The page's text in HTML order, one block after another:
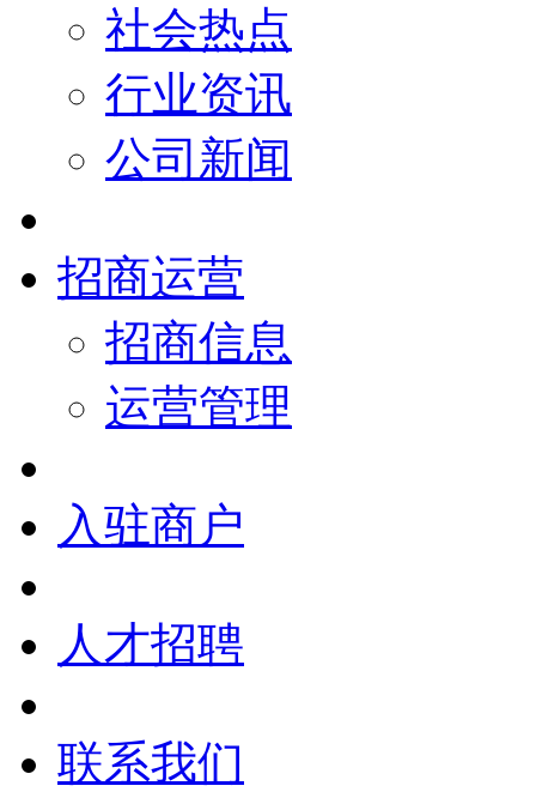
社会热点
行业资讯
公司新闻
招商运营
招商信息
运营管理
入驻商户
人才招聘
联系我们